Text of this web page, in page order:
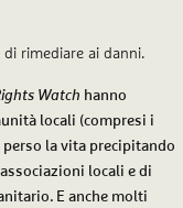
rimediare ai danni.
Watch hanno
locali (compresi i
la vita precipitando
locali e di
E anche molti